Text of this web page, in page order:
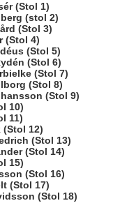
(Stol 1)
(stol 2)
(Stol 3)
(Stol 4)
(Stol 5)
(Stol 6)
(Stol 7)
(Stol 8)
(Stol 9)
10)
11)
(Stol 12)
(Stol 13)
(Stol 14)
15)
(Stol 16)
(Stol 17)
(Stol 18)